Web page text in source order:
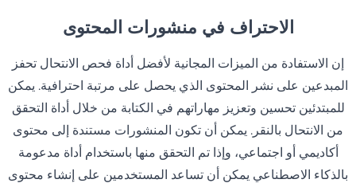
الاحتراف في منشورات المحتوى
إن الاستفادة من الميزات المجانية لأفضل أداة فحص الانتحال تحفز
المبدعين على نشر المحتوى الذي يحصل على مرتبة احترافية. يمكن
للمبتدئين تحسين وتعزيز مهاراتهم في الكتابة من خلال أداة التحقق
من الانتحال بالنقر. يمكن أن تكون المنشورات مستندة إلى محتوى
أكاديمي أو اجتماعي، وإذا تم التحقق منها باستخدام أداة مدعومة
بالذكاء الاصطناعي يمكن أن تساعد المستخدمين على إنشاء محتوى